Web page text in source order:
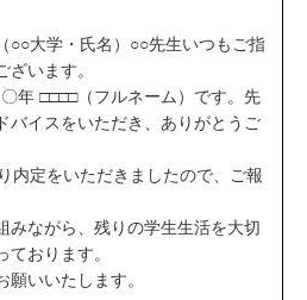
○○大学・氏名）○○先生いつもご指
います。
年 □□□□（フルネーム）です。先
バイスをいただき、ありがとうご
内定をいただきましたので、ご報
みながら、残りの学生生活を大切
おります。
いいたします。